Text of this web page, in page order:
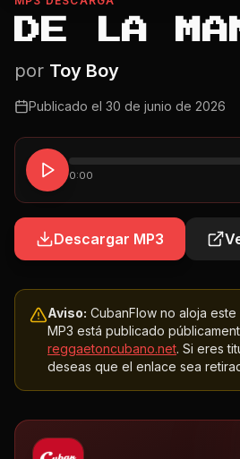
DE LA
por Toy Boy
Publicado el 30 de junio de 2026
0:00
Descargar MP3
Aviso: CubanFlow no aloja
MP3 está publicado
reggaetoncubano.net. Si eres
deseas que el enlace sea